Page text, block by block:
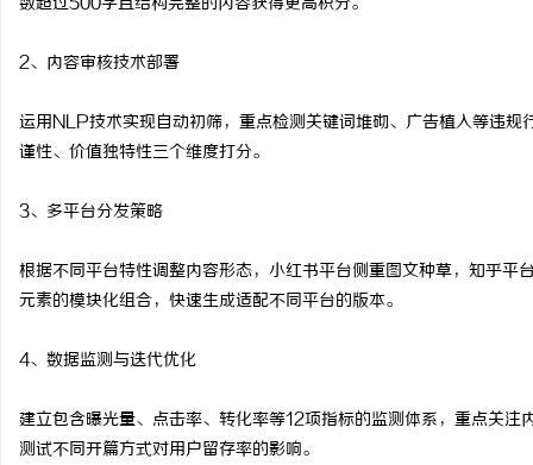
数超过500字且结构完整的内容获得更高积分。
2、内容审核技术部署
运用NLP技术实现自动初筛，重点检测关键词堆砌、广告植入等违
谨性、价值独特性三个维度打分。
3、多平台分发策略
根据不同平台特性调整内容形态，小红书平台侧重图文种草，知乎
元素的模块化组合，快速生成适配不同平台的版本。
4、数据监测与迭代优化
建立包含曝光量、点击率、转化率等12项指标的监测体系，重点关
测试不同开篇方式对用户留存率的影响。